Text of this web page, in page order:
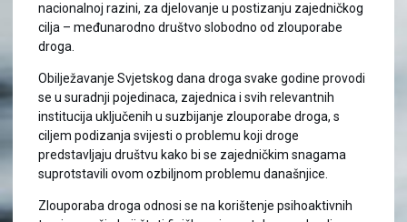
nacionalnoj razini, za djelovanje u postizanju zajedničkog
cilja – međunarodno društvo slobodno od zlouporabe
droga.
Obilježavanje Svjetskog dana droga svake godine provodi
se u suradnji pojedinaca, zajednica i svih relevantnih
institucija uključenih u suzbijanje zlouporabe droga, s
ciljem podizanja svijesti o problemu koji droge
predstavljaju društvu kako bi se zajedničkim snagama
suprotstavili ovom ozbiljnom problemu današnjice.
Zlouporaba droga odnosi se na korištenje psihoaktivnih